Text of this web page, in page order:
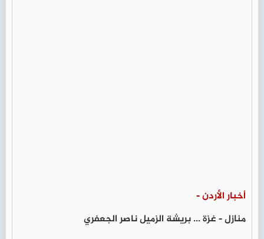
أخبار الأردن -
منازل - غزة ... بريشة الزميل ناصر الجعفري